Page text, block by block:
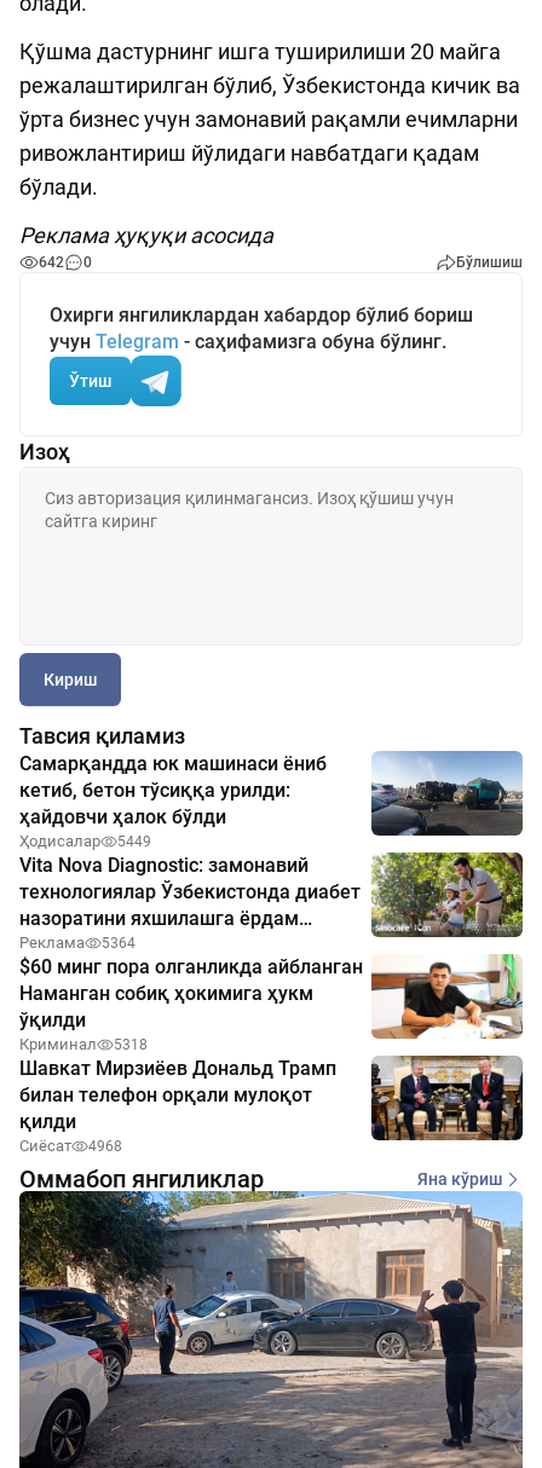
Қўшма дастурнинг ишга туширилиши 20 майга
режалаштирилган бўлиб, Ўзбекистонда кичик ва
ўрта бизнес учун замонавий рақамли ечимларни
ривожлантириш йўлидаги навбатдаги қадам
бўлади.
Реклама ҳуқуқи асосида
642 0 Бўлишиш
Охирги янгиликлардан хабардор бўлиб бориш
учун Telegram - саҳифамизга обуна бўлинг.
Ўтиш
Изоҳ
Кириш
Тавсия қиламиз
Самарқандда юк машинаси ёниб
кетиб, бетон тўсиққа урилди:
ҳайдовчи ҳалок бўлди
Ҳодисалар 5449
Vita Nova Diagnostic: замонавий
технологиялар Ўзбекистонда диабет
назоратини яхшилашга ёрдам
бермоқда
Реклама 5364
$60 минг пора олганликда айбланган
Наманган собиқ ҳокимига ҳукм
ўқилди
Криминал 5318
Шавкат Мирзиёев Дональд Трамп
билан телефон орқали мулоқот
қилди
Сиёсат 4968
Оммабоп янгиликлар Яна кўриш